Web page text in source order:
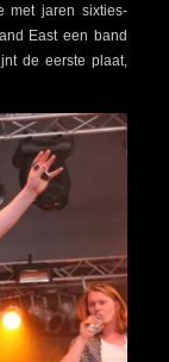
met jaren sixties-
East een band
de eerste plaat,